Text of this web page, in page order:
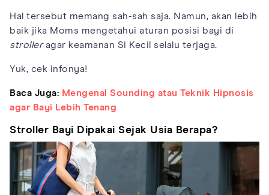
Hal tersebut memang sah-sah saja. Namun, akan lebih
baik jika Moms mengetahui aturan posisi bayi di
strolleragar keamanan Si Kecil selalu terjaga.
Yuk, cek infonya!
Baca Juga: Mengenal Sounding atau Teknik Hipnosis
agar Bayi Lebih Tenang
Stroller Bayi Dipakai Sejak Usia Berapa?